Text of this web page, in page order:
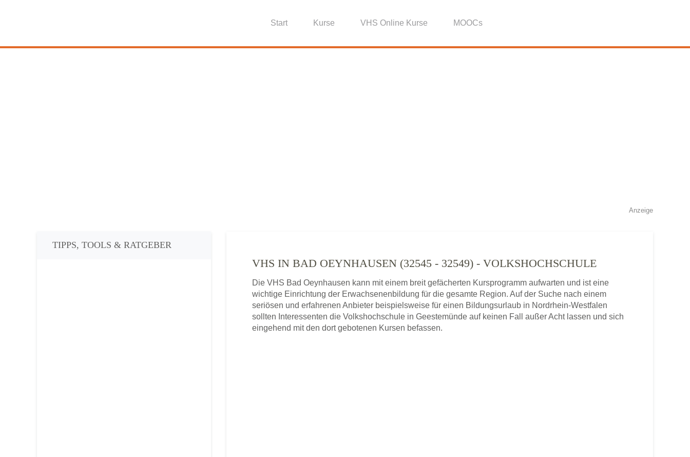
Start Kurse VHS Online Kurse MOOCs
Anzeige
VHS IN BAD OEYNHAUSEN (32545 - 32549) - VOLKSHOCHSCHULE
Die VHS Bad Oeynhausen kann mit einem breit gefächerten Kursprogramm aufwarten und ist eine
wichtige Einrichtung der Erwachsenenbildung für die gesamte Region. Auf der Suche nach einem
seriösen und erfahrenen Anbieter beispielsweise für einen Bildungsurlaub in Nordrhein-Westfalen
sollten Interessenten die Volkshochschule in Geestemünde auf keinen Fall außer Acht lassen und sich
eingehend mit den dort gebotenen Kursen befassen.
TIPPS, TOOLS & RATGEBER